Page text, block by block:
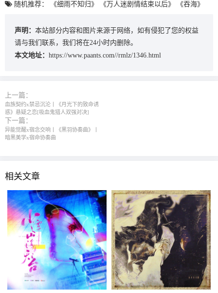
随机推荐： 《细雨不知归》 《万人迷剧情结束以后》 《吞海》
声明： 本站部分内容和图片来源于网络，如有侵犯了您的权益
请与我们联系，我们将在24小时内删除。
本文地址： https://www.paants.com//rmlz/1346.html
上一篇：
血族契约x禁忌沉沦丨《月光下的致命诱
惑》悬疑之恋[吸血鬼猎人双强对决]
下一篇：
异能觉醒x宿念交响丨《黑羽协奏曲》丨
暗黑美学x宿命协奏曲
相关文章